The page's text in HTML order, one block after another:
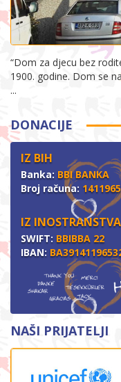
“Dom za djecu bez
1900. godine. Dom se
...
DONACIJE
IZ BIH
Banka: BBI BANKA
Broj računa:
IZ INOSTRANSTVA
SWIFT: BBIBBA 22
IBAN:
NAŠI PRIJATELJI